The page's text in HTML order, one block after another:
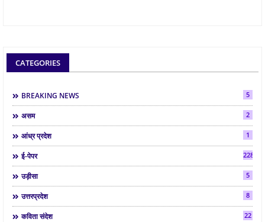
CATEGORIES
BREAKING NEWS 5
असम 2
आंध्र प्रदेश 1
ई-पेपर 2286
उड़ीसा 5
उत्तरप्रदेश 8
कविता संदेश 22